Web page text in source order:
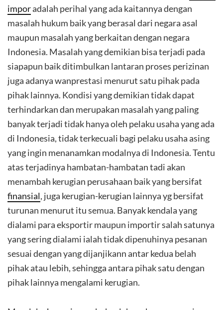
imporadalah perihal yang ada kaitannya dengan
masalah hukum baik yang berasal dari negara asal
maupun masalah yang berkaitan dengan negara
Indonesia. Masalah yang demikian bisa terjadi pada
siapapun baik ditimbulkan lantaran proses perizinan
juga adanya wanprestasi menurut satu pihak pada
pihak lainnya. Kondisi yang demikian tidak dapat
terhindarkan dan merupakan masalah yang paling
banyak terjadi tidak hanya oleh pelaku usaha yang ada
di Indonesia, tidak terkecuali bagi pelaku usaha asing
yang ingin menanamkan modalnya di Indonesia. Tentu
atas terjadinya hambatan-hambatan tadi akan
menambah kerugian perusahaan baik yang bersifat
finansial, juga kerugian-kerugian lainnya yg bersifat
turunan menurut itu semua. Banyak kendala yang
dialami para eksportir maupun importir salah satunya
yang sering dialami ialah tidak dipenuhinya pesanan
sesuai dengan yang dijanjikann antar kedua belah
pihak atau lebih, sehingga antara pihak satu dengan
pihak lainnya mengalami kerugian.